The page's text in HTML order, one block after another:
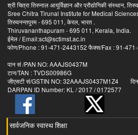
श्री चित्रा तिरुनाल आयुर्विज्ञान और प्रौद्योगिकी संस्थान,
Sree Chitra Tirunal Institute for Medical
तिरुवनन्तपुरम - 695 011, केरल, भारत .
Thiruvananthapuram - 695 011, Kerala, India.
ईमेल / Email:sct@sctimst.ac.in
फोण/Phone : 91-471-2443152 फैक्स/Fax : 91-
पान सं /PAN NO: AAAJS0437M
टान/TAN : TVDS00986G
जीएसटी सं/GSTIN NO: 32AAAJS0437M1Z4
DARPAN ID Number: KL / 2017 / 0172577
सार्वजनिक स्वास्थ शिक्षा